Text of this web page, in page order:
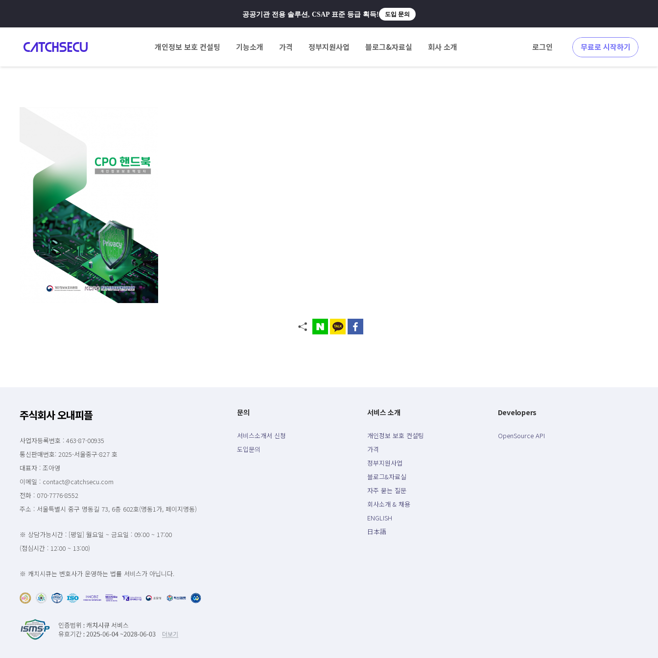
공공기관 전용 솔루션, CSAP 표준 등급 획득! 도입 문의
개인정보 보호 컨설팅 기능소개 가격 정부지원사업 블로그&자료실 회사 소개 로그인 무료로 시작하기
주식회사 오내피플
사업자등록번호 : 463-87-00935
통신판매번호: 2025-서울중구-827 호
대표자 : 조아영
이메일 : contact@catchsecu.com
전화 : 070-7776-8552
주소 : 서울특별시 중구 명동길 73, 6층 602호(명동1가, 페이지명동)
※ 상담가능시간 : [평일] 월요일 ~ 금요일 : 09:00 ~ 17:00
(점심시간 : 12:00 ~ 13:00)
※ 캐치시큐는 변호사가 운영하는 법률 서비스가 아닙니다.
문의
서비스소개서 신청
도입문의
서비스 소개
개인정보 보호 컨설팅
가격
정부지원사업
블로그&자료실
자주 묻는 질문
회사소개 & 채용
ENGLISH
日本語
Developers
OpenSource API